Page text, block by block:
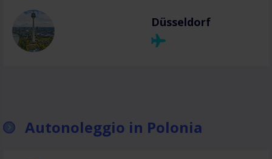
Düsseldorf
Autonoleggio in Polonia